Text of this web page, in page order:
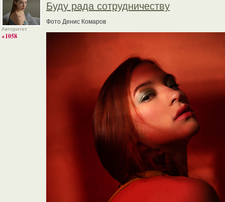
Авторитет
+1058
Буду рада сотрудничеству
Фото Денис Комаров